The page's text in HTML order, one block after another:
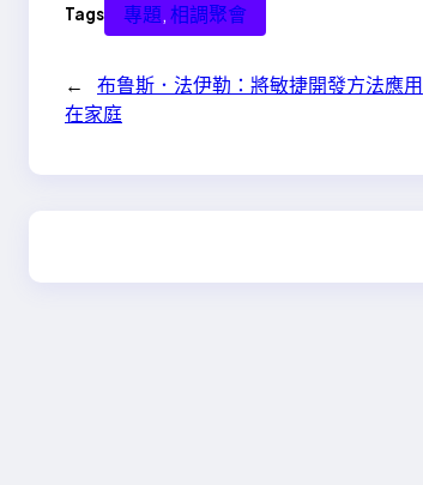
Tags 專題, 相調聚會
←
布鲁斯．法伊勒：將敏捷開發方法應用
在家庭